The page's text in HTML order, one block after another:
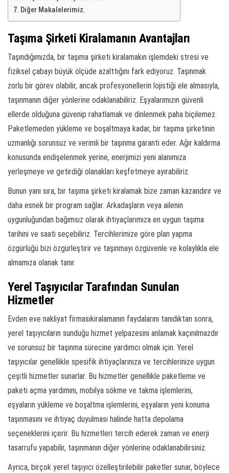
Diğer Makalelerimiz.
Taşıma Şirketi Kiralamanın Avantajları
Taşındığımızda, bir taşıma şirketi kiralamakın işlemdeki stresi ve
fiziksel çabayı büyük ölçüde azalttığını fark ediyoruz. Taşınmak
zorlu bir görev olabilir, ancak profesyonellerin lojistiği ele almasıyla,
taşınmanın diğer yönlerine odaklanabiliriz. Eşyalarımızın güvenli
ellerde olduğuna güvenip rahatlamak ve dinlenmek paha biçilemez.
Paketlemeden yükleme ve boşaltmaya kadar, bir taşıma şirketinin
uzmanlığı sorunsuz ve verimli bir taşınma garanti eder. Ağır kaldırma
konusunda endişelenmek yerine, enerjimizi yeni alanımıza
yerleşmeye ve getirdiği olanakları keşfetmeye ayırabiliriz.
Bunun yanı sıra, bir taşıma şirketi kiralamak bize zaman kazandırır ve
daha esnek bir program sağlar. Arkadaşların veya ailenin
uygunluğundan bağımsız olarak ihtiyaçlarımıza en uygun taşıma
tarihini ve saati seçebiliriz. Tercihlerimize göre plan yapma
özgürlüğü bizi özgürleştirir ve taşınmayı özgüvenle ve kolaylıkla ele
almamıza olanak tanır.
Yerel Taşıyıcılar Tarafından Sunulan
Hizmetler
Evden eve nakliyat firmasıkiralamanın faydalarını tanıdıktan sonra,
yerel taşıyıcıların sunduğu hizmet yelpazesini anlamak kaçınılmazdır
ve sorunsuz bir taşınma sürecine yardımcı olmak için. Yerel
taşıyıcılar genellikle spesifik ihtiyaçlarınıza ve tercihlerinize uygun
çeşitli hizmetler sunarlar. Bu hizmetler genellikle paketleme ve
paketi açma yardımını, mobilya sökme ve takma işlemlerini,
eşyaların yükleme ve boşaltma işlemlerini, eşyaların yeni konuma
taşınmasını ve ihtiyaç duyulması halinde hatta depolama
seçeneklerini içerir. Bu hizmetleri tercih ederek zaman ve enerji
tasarrufu yapabilir, taşınmanın diğer yönlerine odaklanabilirsiniz.
Ayrıca, birçok yerel taşıyıcı özelleştirilebilir paketler sunar, böylece